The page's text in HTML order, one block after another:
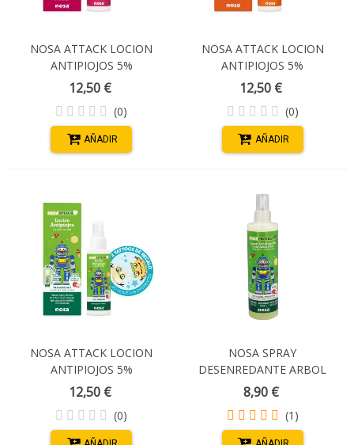
NOSA ATTACK LOCION
ANTIPIOJOS 5%
DIMETICONA 100 ML
AROMA FRESA + CHAMPU
15 ML + PEINE
12,50 €
(0)
AÑADIR
NOSA ATTACK LOCION
ANTIPIOJOS 5%
DIMETICONA 100 ML
AROMA MELOCOTON +
CHAMPU 15 ML + PEINE
12,50 €
(0)
AÑADIR
NOSA ATTACK LOCION
ANTIPIOJOS 5%
DIMETICONA 100 ML
AROMA MANZANA +
CHAMPU 15 ML + PEINE
12,50 €
(0)
NOSA SPRAY
DESENREDANTE ARBOL
DEL TE MANZANA 250 ML
8,90 €
(1)